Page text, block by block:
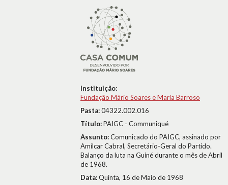
Instituição:
Fundação Mário Soares e Maria Barroso
Pasta:04322.002.016
Título:PAIGC - Communiqué
Assunto:Comunicado do PAIGC, assinado por
Amílcar Cabral, Secretário-Geral do Partido.
Balanço da luta na Guiné durante o mês de Abril
de 1968.
Data:Quinta, 16 de Maio de 1968